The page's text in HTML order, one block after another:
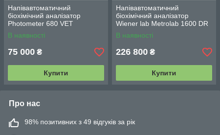
Напівавтоматичний
біохімічний аналізатор
Photometer 680 VET
В наявності
75 000 ₴
Купити
Напівавтоматичний
біохімічний аналізатор
Wiener lab Metrolab 1600 DR
В наявності
226 800 ₴
Купити
Про нас
98% позитивних з 49 відгуків за рік